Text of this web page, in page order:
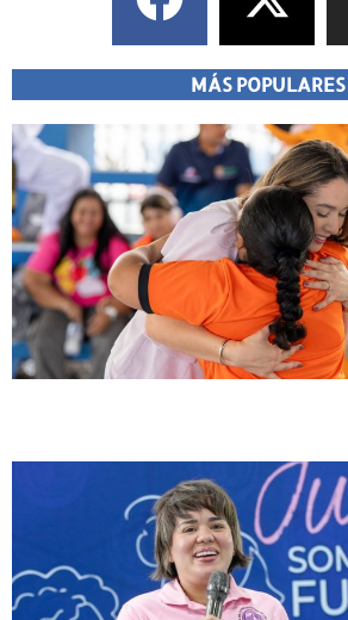
MÁS POPULARES